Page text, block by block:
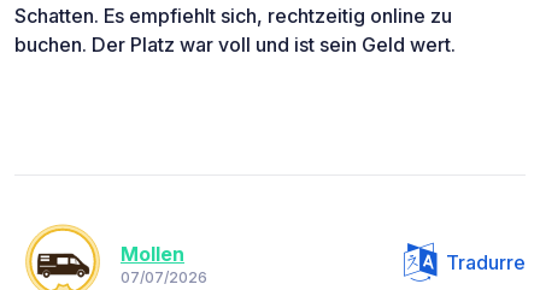
Schatten. Es empfiehlt sich, rechtzeitig online zu
buchen. Der Platz war voll und ist sein Geld wert.
Mollen
07/07/2026
Tradurre